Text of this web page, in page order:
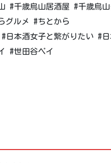
#千歳烏山居酒屋 #千歳烏
グルメ #ちとから
日本酒女子と繋がりたい #
#世田谷ペイ